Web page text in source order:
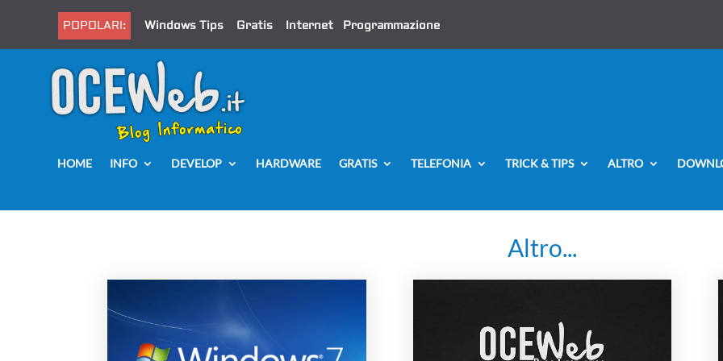
POPOLARI: Windows Tips Gratis Internet Programmazione
HOME INFO DEVELOP HARDWARE GRATIS TELEFONIA TRICK & TIPS ALTRO
Altro...